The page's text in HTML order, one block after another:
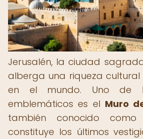
Jerusalén, la ciudad
alberga una riqueza cultural
en el mundo. Uno de
emblemáticos es el Muro
también conocido
constituye los últimos